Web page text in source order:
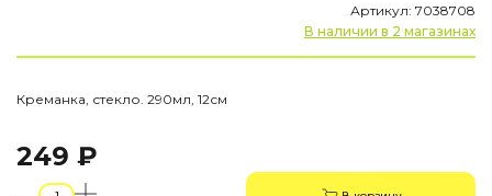
Артикул: 7038708
В наличии в 2 магазинах
Креманка, стекло. 290мл, 12см
249 ₽